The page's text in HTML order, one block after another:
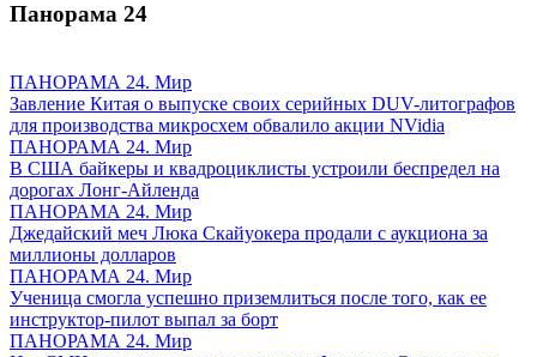
Панорама 24
ПАНОРАМА 24. Мир
Завление Китая о выпуске своих серийных DUV-литографов
для производства микросхем обвалило акции NVidia
ПАНОРАМА 24. Мир
В США байкеры и квадроциклисты устроили беспредел на
дорогах Лонг-Айленда
ПАНОРАМА 24. Мир
Джедайский меч Люка Скайуокера продали с аукциона за
миллионы долларов
ПАНОРАМА 24. Мир
Ученица смогла успешно приземлиться после того, как ее
инструктор-пилот выпал за борт
ПАНОРАМА 24. Мир